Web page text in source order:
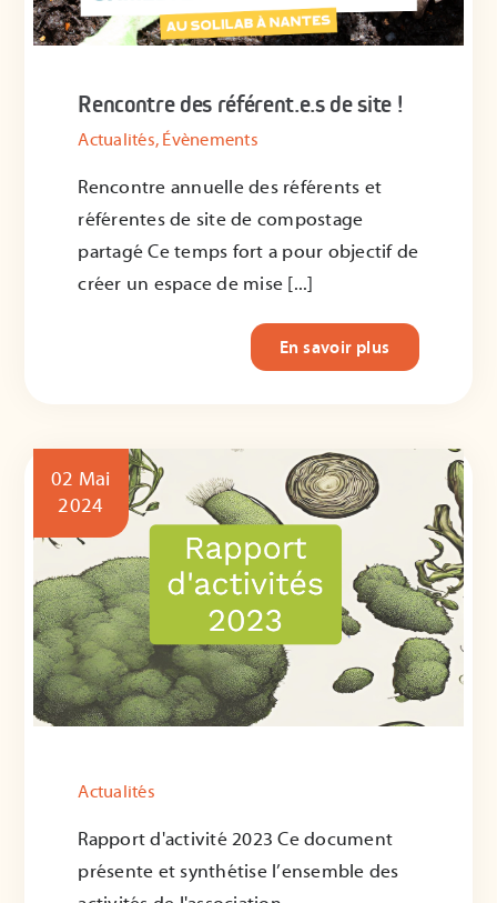
Rencontre des référent.e.s de site !
Actualités, Évènements
Rencontre annuelle des référents et
référentes de site de compostage
partagé Ce temps fort a pour objectif de
créer un espace de mise [...]
En savoir plus
02 Mai
2024
Actualités
Rapport d'activité 2023 Ce document
présente et synthétise l’ensemble des